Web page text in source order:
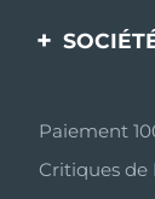
livraisons
Paiement
Critiques de